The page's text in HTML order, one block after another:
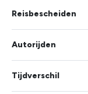
Reisbescheiden
Autorijden
Tijdverschil